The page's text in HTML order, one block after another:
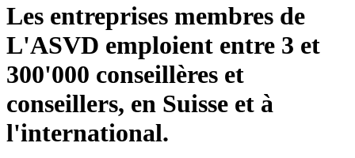
Les entreprises membres de
L'ASVD emploient entre 3 et
300'000 conseillères et
conseillers, en Suisse et à
l'international.